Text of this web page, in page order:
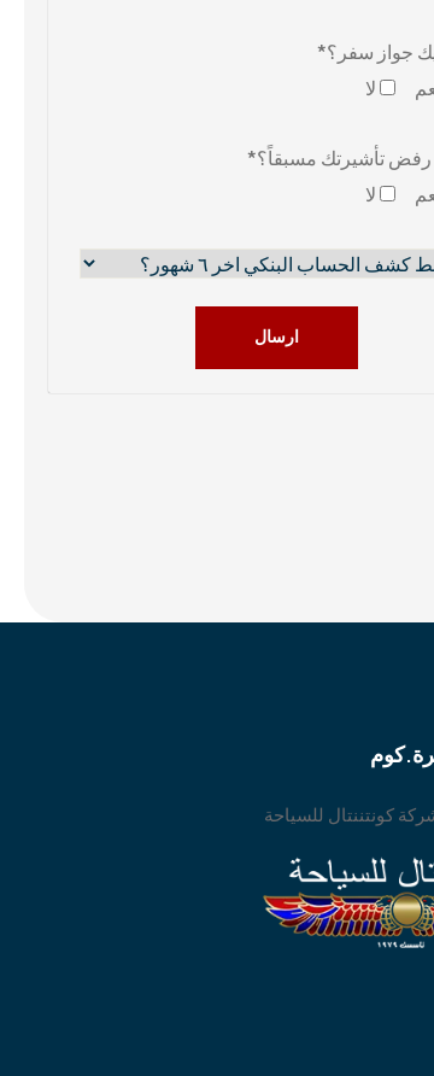
جواز سفر؟*
لا
تأشيرتك مسبقاً؟*
لا
ارسال
كونتننتال للسياحة